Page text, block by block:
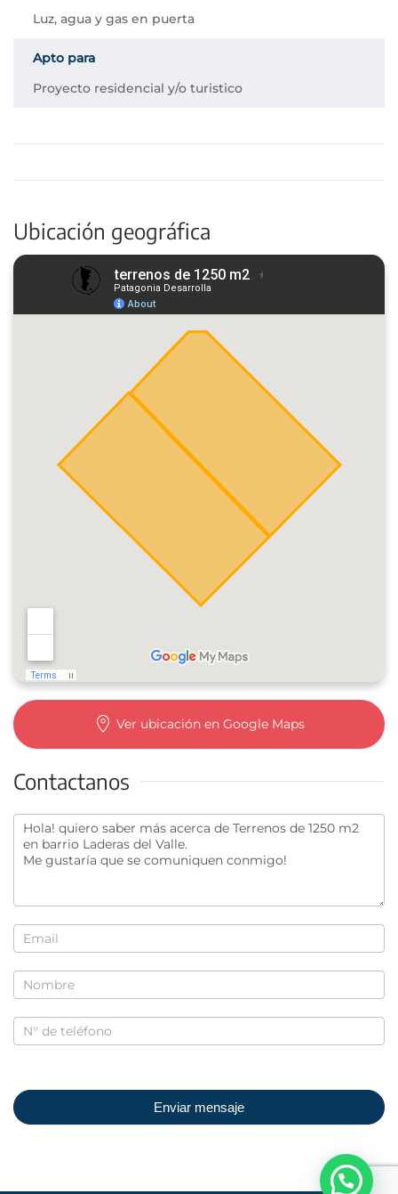
Luz, agua y gas en puerta
Apto para
Proyecto residencial y/o turistico
Ubicación geográfica
Ver ubicación en Google Maps
Contactanos
Contactanos
Enviar mensaje